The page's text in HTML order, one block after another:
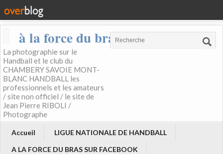
à la force du bras
La photographie sur le
Handball et le club du
CHAMBERY SAVOIE MONT-
BLANC HANDBALL les
professionnels et les amateurs
/ site non officiel / le site de
Jean Pierre RIBOLI /
Photographe
Accueil
LIGUE NATIONALE DE HANDBALL
A LA FORCE DU BRAS SUR FACEBOOK